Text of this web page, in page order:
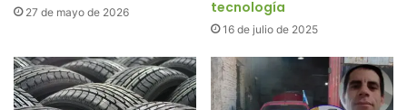
27 de mayo de 2026
tecnología
16 de julio de 2025